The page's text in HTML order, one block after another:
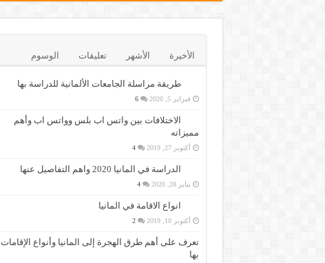
الأخيرة الأشهر تعليقات الوسوم
طريقة مراسلة الجامعات الألمانية للدراسة بها
فبراير 5, 2020 6
الاختلافات بين واتس اب بلس وواتس اب وأهم
مميزاته
أكتوبر 27, 2019 4
الدراسة في المانيا 2020 واهم التفاصيل عنها
يناير 28, 2020 4
انواع الاقامة في المانيا
أكتوبر 10, 2019 2
تعرف على أهم طرق الهجرة إلى المانيا وأنواع الإقامات
بها